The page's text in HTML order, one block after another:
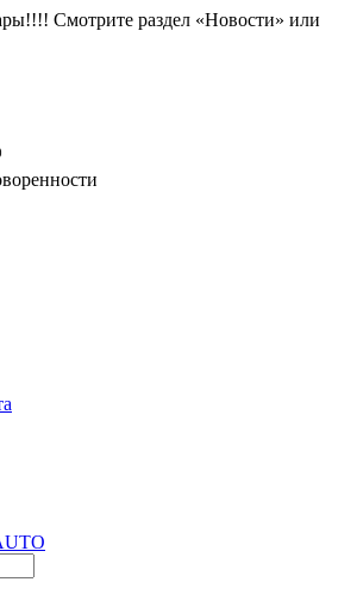
Смотрите раздел «Новости» или